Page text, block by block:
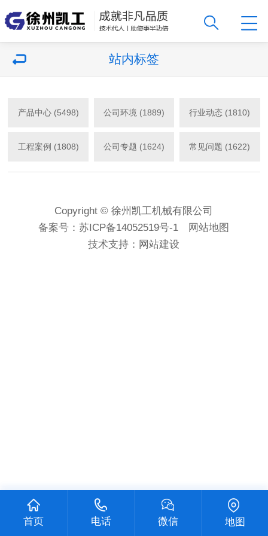
站内标签
产品中心 (5498) 公司环境 (1889) 行业动态 (1810)
工程案例 (1808) 公司专题 (1624) 常见问题 (1622)
Copyright © 徐州凯工机械有限公司
备案号：苏ICP备14052519号-1
网站地图
技术支持： 网站建设
首页 电话 微信 地图